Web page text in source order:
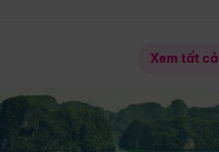
Xem tất cả